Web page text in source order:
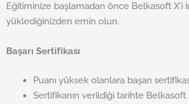
Eğitiminize başlamadan önce Belkasoft X’i
yüklediğinizden emin olun.
Başarı Sertifikası
Puanı yüksek olanlara başarı
Sertifikanın verildiği tarihte